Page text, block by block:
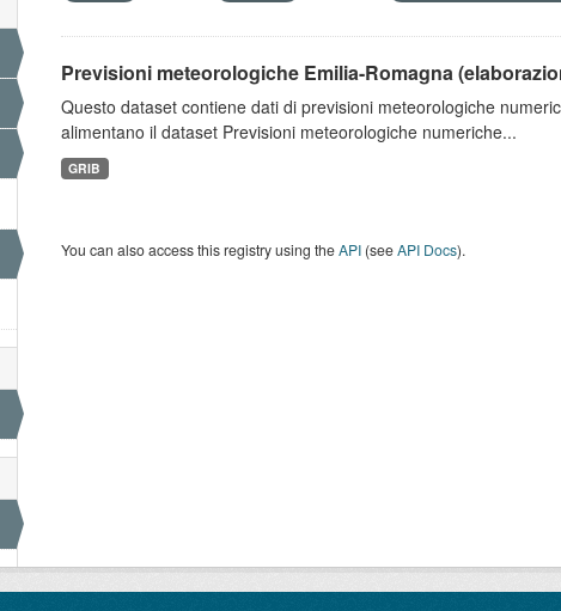
Previsioni meteorologiche Emilia-Romagna
Questo dataset contiene dati di previsioni meteorologiche
alimentano il dataset Previsioni meteorologiche numeriche...
GRIB
You can also access this registry using theAPI(seeAPI Docs).